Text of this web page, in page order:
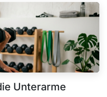
Unterarme